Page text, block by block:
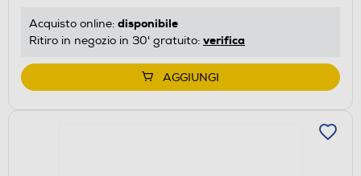
Acquisto online: disponibile
Ritiro in negozio in 30' gratuito: verifica
AGGIUNGI